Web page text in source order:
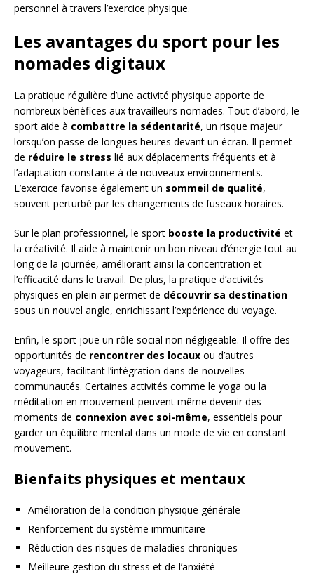
personnel à travers l’exercice physique.
Les avantages du sport pour les
nomades digitaux
La pratique régulière d’une activité physique apporte de
nombreux bénéfices aux travailleurs nomades. Tout d’abord, le
sport aide à combattre la sédentarité, un risque majeur
lorsqu’on passe de longues heures devant un écran. Il permet
de réduire le stress lié aux déplacements fréquents et à
l’adaptation constante à de nouveaux environnements.
L’exercice favorise également un sommeil de qualité,
souvent perturbé par les changements de fuseaux horaires.
Sur le plan professionnel, le sport booste la productivité et
la créativité. Il aide à maintenir un bon niveau d’énergie tout au
long de la journée, améliorant ainsi la concentration et
l’efficacité dans le travail. De plus, la pratique d’activités
physiques en plein air permet de découvrir sa destination
sous un nouvel angle, enrichissant l’expérience du voyage.
Enfin, le sport joue un rôle social non négligeable. Il offre des
opportunités de rencontrer des locaux ou d’autres
voyageurs, facilitant l’intégration dans de nouvelles
communautés. Certaines activités comme le yoga ou la
méditation en mouvement peuvent même devenir des
moments de connexion avec soi-même, essentiels pour
garder un équilibre mental dans un mode de vie en constant
mouvement.
Bienfaits physiques et mentaux
Amélioration de la condition physique générale
Renforcement du système immunitaire
Réduction des risques de maladies chroniques
Meilleure gestion du stress et de l’anxiété